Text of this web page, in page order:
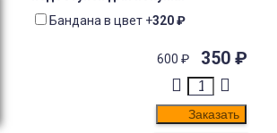
Бандана в цвет +320₽
600 ₽ 350 ₽
Заказать